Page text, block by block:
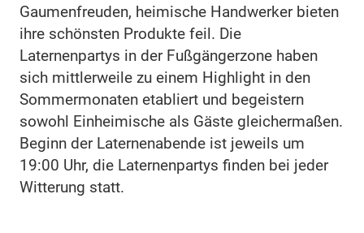
Gaumenfreuden, heimische Handwerker bieten
ihre schönsten Produkte feil. Die
Laternenpartys in der Fußgängerzone haben
sich mittlerweile zu einem Highlight in den
Sommermonaten etabliert und begeistern
sowohl Einheimische als Gäste gleichermaßen.
Beginn der Laternenabende ist jeweils um
19:00 Uhr, die Laternenpartys finden bei jeder
Witterung statt.